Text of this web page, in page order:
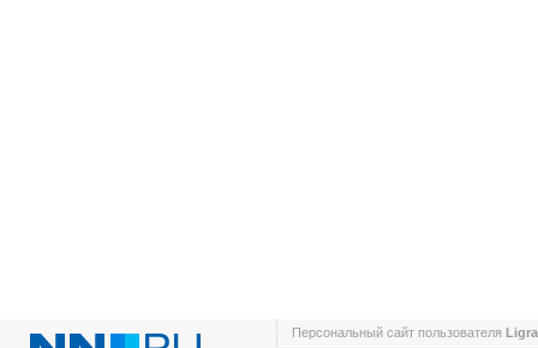
Персональный сайт пользователя